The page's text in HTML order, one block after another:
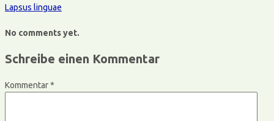
Lapsus linguae
No comments yet.
Schreibe einen Kommentar
Kommentar*